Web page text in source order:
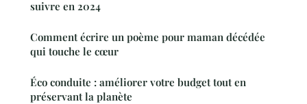
suivre en 2024
Comment écrire un poème pour maman décédée
qui touche le cœur
Éco conduite : améliorer votre budget tout en
préservant la planète